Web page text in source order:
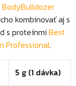
BodyBulldozer
kombinovať aj s
s proteínmi Best
Professional.
5 g (1 dávka)